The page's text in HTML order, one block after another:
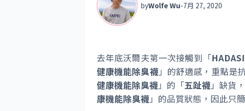
byWolfe Wu-7月 27, 2020
去年底沃爾夫第一次接觸到「
健康機能除臭襪」的舒適感，重點是
健康機能除臭襪」的「五趾襪」缺貨
康機能除臭襪」的品質狀態，因此只